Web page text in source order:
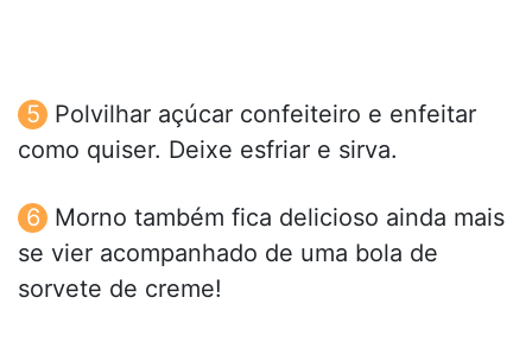
Polvilhar açúcar confeiteiro e enfeitar
como quiser. Deixe esfriar e sirva.
Morno também fica delicioso ainda mais
se vier acompanhado de uma bola de
sorvete de creme!